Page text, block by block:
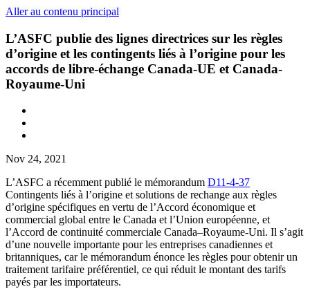
Aller au contenu principal
L’ASFC publie des lignes directrices sur les règles
d’origine et les contingents liés à l’origine pour les
accords de libre-échange Canada-UE et Canada-
Royaume-Uni
Nov 24, 2021
L’ASFC a récemment publié le mémorandum D11-4-37
Contingents liés à l’origine et solutions de rechange aux règles
d’origine spécifiques en vertu de l’Accord économique et
commercial global entre le Canada et l’Union européenne, et
l’Accord de continuité commerciale Canada–Royaume-Uni. Il s’agit
d’une nouvelle importante pour les entreprises canadiennes et
britanniques, car le mémorandum énonce les règles pour obtenir un
traitement tarifaire préférentiel, ce qui réduit le montant des tarifs
payés par les importateurs.